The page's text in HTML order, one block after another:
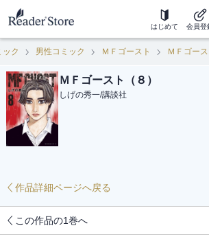
はじめて 会員登
ック 男性コミック ＭＦゴースト ＭＦゴース
ＭＦゴースト（８）
しげの秀一/講談社
作品詳細ページへ戻る
この作品の1巻へ